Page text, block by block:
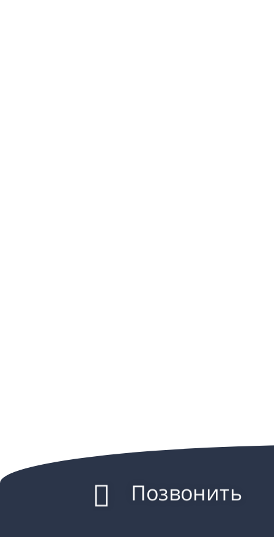
Позвонить